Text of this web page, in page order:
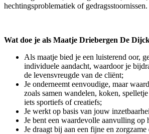
hechtingsproblematiek of gedragsstoornissen.
Wat doe je als Maatje Driebergen De
Als maatje bied je een luisterend oor,
individuele aandacht, waardoor je
de levensvreugde van de cliënt;
Je onderneemt eenvoudige, maar
zoals samen wandelen, koken,
iets sportiefs of creatiefs;
Je werkt op basis van jouw
Je bent een waardevolle aanvulling op
Je draagt bij aan een fijne en